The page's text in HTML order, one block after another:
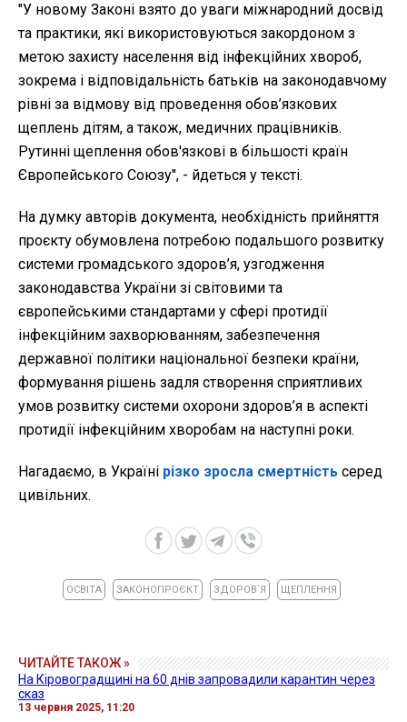
"У новому Законі взято до уваги міжнародний досвід
та практики, які використовуються закордоном з
метою захисту населення від інфекційних хвороб,
зокрема і відповідальність батьків на законодавчому
рівні за відмову від проведення обов’язкових
щеплень дітям, а також, медичних працівників.
Рутинні щеплення обов'язкові в більшості країн
Європейського Союзу", - йдеться у тексті.
На думку авторів документа, необхідність прийняття
проєкту обумовлена потребою подальшого розвитку
системи громадського здоров’я, узгодження
законодавства України зі світовими та
європейськими стандартами у сфері протидії
інфекційним захворюванням, забезпечення
державної політики національної безпеки країни,
формування рішень задля створення сприятливих
умов розвитку системи охорони здоров’я в аспекті
протидії інфекційним хворобам на наступні роки.
Нагадаємо, в Україні різко зросла смертність серед
цивільних.
ОСВІТА ЗАКОНОПРОЄКТ ЗДОРОВ`Я ЩЕПЛЕННЯ
ЧИТАЙТЕ ТАКОЖ »
На Кіровоградщині на 60 днів запровадили карантин через
сказ
13 червня 2025, 11:20